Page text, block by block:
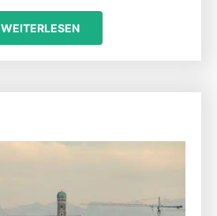
WEITERLESEN